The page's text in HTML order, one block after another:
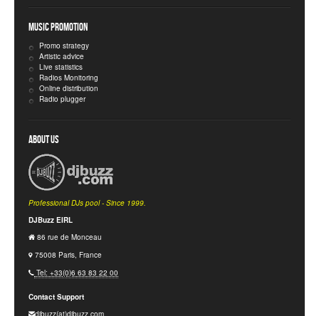
Music Promotion
Promo strategy
Artistic advice
Live statistics
Radios Monitoring
Online distribution
Radio plugger
About Us
Professional DJs pool - Since 1999.
DJBuzz EIRL
86 rue de Monceau
75008 Paris, France
Tel: +33(0)6 63 83 22 00
Contact Support
djbuzz(at)djbuzz.com